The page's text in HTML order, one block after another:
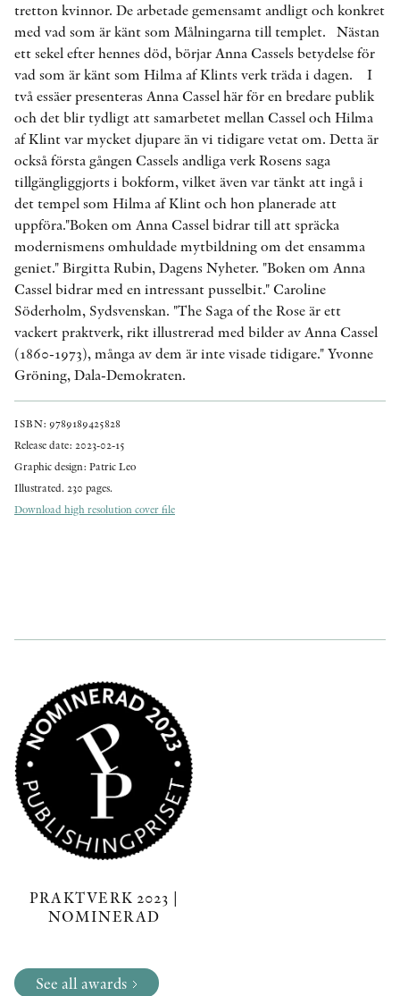
tretton kvinnor. De arbetade gemensamt andligt och konkret
med vad som är känt som Målningarna till templet. Nästan
ett sekel efter hennes död, börjar Anna Cassels betydelse för
vad som är känt som Hilma af Klints verk träda i dagen. I
två essäer presenteras Anna Cassel här för en bredare publik
och det blir tydligt att samarbetet mellan Cassel och Hilma
af Klint var mycket djupare än vi tidigare vetat om. Detta är
också första gången Cassels andliga verk Rosens saga
tillgängliggjorts i bokform, vilket även var tänkt att ingå i
det tempel som Hilma af Klint och hon planerade att
uppföra."Boken om Anna Cassel bidrar till att spräcka
modernismens omhuldade mytbildning om det ensamma
geniet." Birgitta Rubin, Dagens Nyheter. "Boken om Anna
Cassel bidrar med en intressant pusselbit." Caroline
Söderholm, Sydsvenskan. "The Saga of the Rose är ett
vackert praktverk, rikt illustrerad med bilder av Anna Cassel
(1860-1973), många av dem är inte visade tidigare." Yvonne
Gröning, Dala-Demokraten.
ISBN: 9789189425828
Release date: 2023-02-15
Graphic design: Patric Leo
Illustrated. 230 pages.
Download high resolution cover file
PRAKTVERK 2023 |
NOMINERAD
See all awards